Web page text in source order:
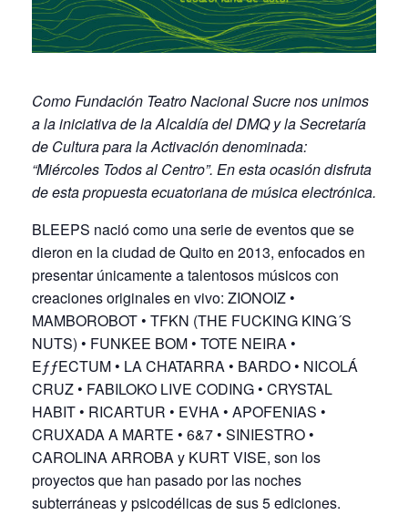
Como Fundación Teatro Nacional Sucre nos unimos
a la iniciativa de la Alcaldía del DMQ y la Secretaría
de Cultura para la Activación denominada:
“Miércoles Todos al Centro”. En esta ocasión disfruta
de esta propuesta ecuatoriana de música electrónica.
BLEEPS nació como una serie de eventos que se
dieron en la ciudad de Quito en 2013, enfocados en
presentar únicamente a talentosos músicos con
creaciones originales en vivo: ZIONOIZ •
MAMBOROBOT • TFKN (THE FUCKING KING´S
NUTS) • FUNKEE BOM • TOTE NEIRA •
EƒƒECTUM • LA CHATARRA • BARDO • NICOLÁ
CRUZ • FABILOKO LIVE CODING • CRYSTAL
HABIT • RICARTUR • EVHA • APOFENIAS •
CRUXADA A MARTE • 6&7 • SINIESTRO •
CAROLINA ARROBA y KURT VISE, son los
proyectos que han pasado por las noches
subterráneas y psicodélicas de sus 5 ediciones.